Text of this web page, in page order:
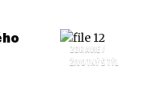
ZDRAVIE /
ŽIVOTNÝ ŠTÝL